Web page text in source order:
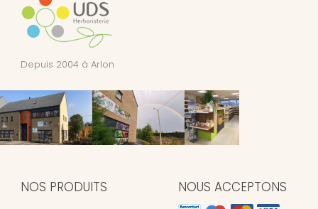
Depuis 2004 à Arlon
NOS PRODUITS NOUS ACCEPTONS